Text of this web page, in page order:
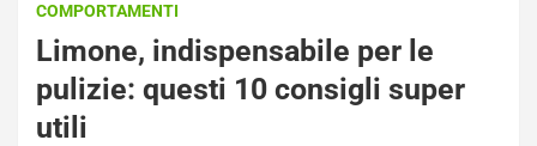
COMPORTAMENTI
Limone, indispensabile per le
pulizie: questi 10 consigli super
utili